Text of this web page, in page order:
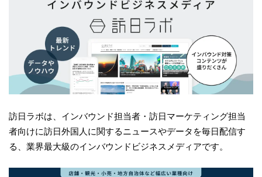
訪日ラボは、インバウンド担当者・訪日マーケティング担当
者向けに訪日外国人に関するニュースやデータを毎日配信す
る、業界最大級のインバウンドビジネスメディアです。